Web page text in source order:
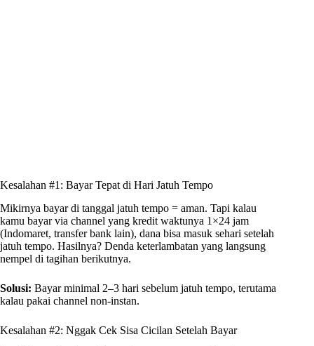
Kesalahan #1: Bayar Tepat di Hari Jatuh Tempo
Mikirnya bayar di tanggal jatuh tempo = aman. Tapi kalau
kamu bayar via channel yang kredit waktunya 1×24 jam
(Indomaret, transfer bank lain), dana bisa masuk sehari setelah
jatuh tempo. Hasilnya? Denda keterlambatan yang langsung
nempel di tagihan berikutnya.
Solusi: Bayar minimal 2–3 hari sebelum jatuh tempo, terutama
kalau pakai channel non-instan.
Kesalahan #2: Nggak Cek Sisa Cicilan Setelah Bayar